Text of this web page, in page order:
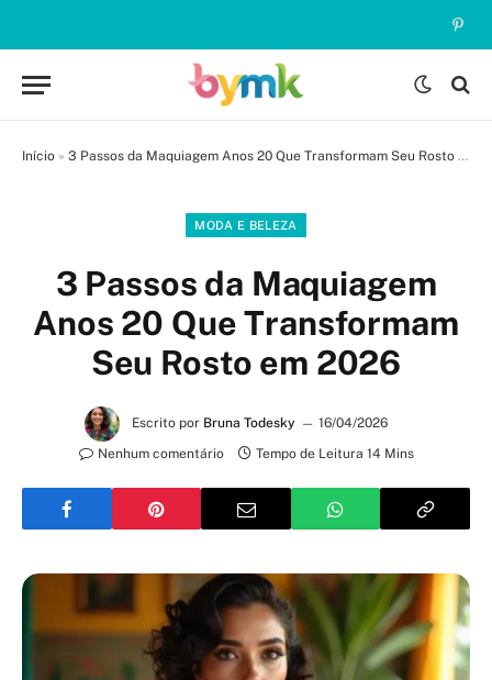
Início » 3 Passos da Maquiagem Anos 20 Que Transformam Seu Rosto em 2026
MODA E BELEZA
3 Passos da Maquiagem
Anos 20 Que Transformam
Seu Rosto em 2026
Escrito por Bruna Todesky
16/04/2026
Nenhum comentário
Tempo de Leitura 14 Mins